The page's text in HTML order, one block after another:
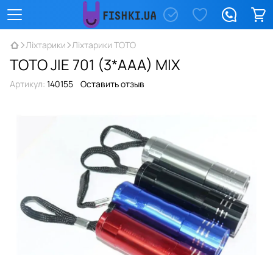
Ліхтарики Ліхтарики TOTO
TOTO JIE 701 (3*AAA) MIX
Артикул: 140155 Оставить отзыв